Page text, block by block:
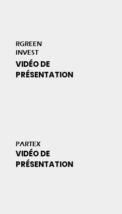
RGREEN
INVEST
VIDÉO DE
PRÉSENTATION
PARTEX
VIDÉO DE
PRÉSENTATION